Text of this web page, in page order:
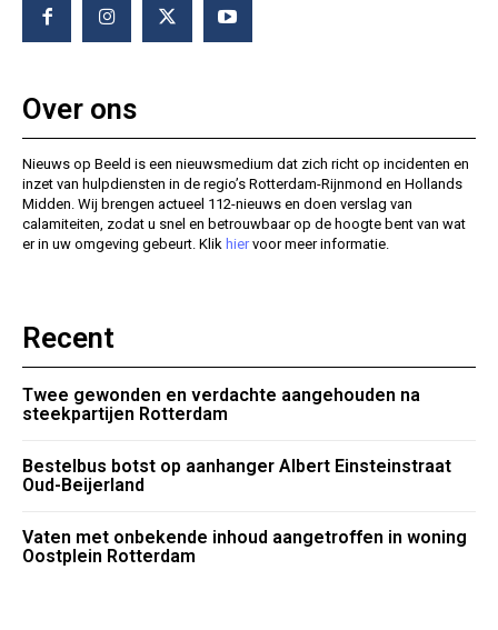
Over ons
Nieuws op Beeld is een nieuwsmedium dat zich richt op incidenten en
inzet van hulpdiensten in de regio’s Rotterdam-Rijnmond en Hollands
Midden. Wij brengen actueel 112-nieuws en doen verslag van
calamiteiten, zodat u snel en betrouwbaar op de hoogte bent van wat
er in uw omgeving gebeurt. Klik hiervoor meer informatie.
Recent
Twee gewonden en verdachte aangehouden na
steekpartijen Rotterdam
Bestelbus botst op aanhanger Albert Einsteinstraat
Oud-Beijerland
Vaten met onbekende inhoud aangetroffen in woning
Oostplein Rotterdam